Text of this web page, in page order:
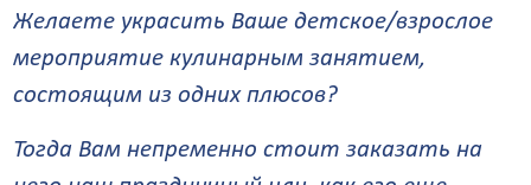
Желаете украсить Ваше детское/взрослое
мероприятие кулинарным занятием,
состоящим из одних плюсов?
Тогда Вам непременно стоит заказать на